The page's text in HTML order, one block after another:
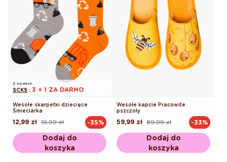
Z kodem
SCKS : 3 + 1 ZA DARMO
Wesołe skarpetki dziecięce
Śmieciarka
Cena
19,99 zł
Cena
12,99 zł -35%
Dodaj do
koszyka
Wesołe kapcie Pracowite
pszczoły
Cena
89,99 zł
Cena
59,99 zł -33%
Dodaj do
koszyka